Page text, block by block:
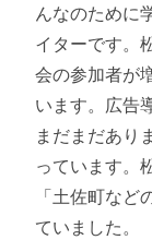
んなのために
イターです。
会の参加者が
います。広告
まだまだあり
っています。
「土佐町な
ていました。